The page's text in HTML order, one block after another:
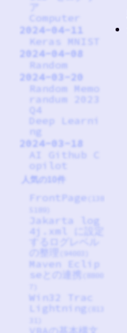
ア
Computer
2024-04-11
Keras MNIST
2024-04-08
Random
2024-03-20
Random Memo
randum 2023
Q4
Deep Learni
ng
2024-03-18
AI Github C
opilot
人気の10件
FrontPage
Jakarta log
4j.xml に設定
Maven Eclip
seとの連携
Win32 Trac
Lightning